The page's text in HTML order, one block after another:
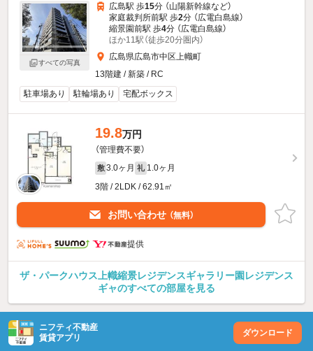
すべての写真
広島駅 歩15分 （山陽新幹線など）
家庭裁判所前駅 歩2分 （広電白島線）
縮景園前駅 歩4分 （広電白島線）
ほか11駅（徒歩20分圏内）
広島県広島市中区上幟町
13階建 / 新築 / RC
駐車場あり
駐輪場あり 宅配ボックス
19.8万円
（管理費不要）
敷 3.0ヶ月 礼 1.0ヶ月
3階 / 2LDK / 62.91㎡
お問い合わせ （無料）
提供
ザ・パークハウス上幟縮景レジデンスギャラリー園レジデンス
ギャのすべての部屋を見る
ニフティ不動産
賃貸アプリ
ダウンロード